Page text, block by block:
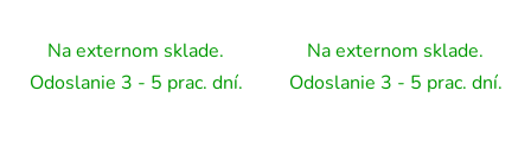
Na externom sklade.
Odoslanie 3 - 5 prac. dní.
Na externom sklade.
Odoslanie 3 - 5 prac. dní.